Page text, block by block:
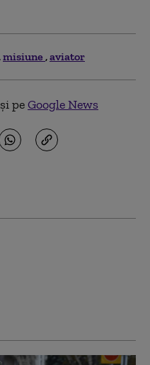
misiune aviator
peGoogle News